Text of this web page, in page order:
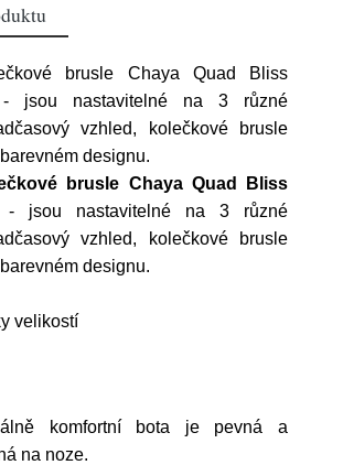
brusle Chaya Quad Bliss
- jsou nastavitelné na 3 různé
vzhled, kolečkové brusle
designu.
brusle Chaya Quad Bliss
- jsou nastavitelné na 3 různé
vzhled, kolečkové brusle
designu.
velikostí
komfortní bota je pevná a
na noze.